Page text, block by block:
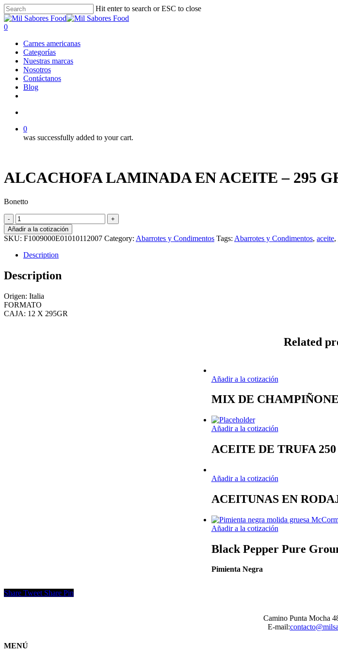
Skip
to
main
Hit enter to search or ESC to close
Close
Search
search
0
Carnes americanas
Categorías
Nuestras marcas
Nosotros
Contáctanos
Blog
0
was successfully added to your cart.
ALCACHOFA LAMINADA EN ACEITE – 295
Bonetto
ALCACHOFA
LAMINADA
EN
ACEITE
-
295
quantity
Añadir a la cotización
SKU: F1009000E01010112007 Category: Abarrotes y Condimentos Tags: Abarrotes y Condimentos, aceite,
Description
Description
Origen: Italia
FORMATO
CAJA: 12 X 295GR
Related
Añadir a la cotización
MIX DE
Añadir a la cotización
ACEITE DE TRUFA
Añadir a la cotización
ACEITUNAS EN
Añadir a la cotización
Black Pepper Pure
Pimienta Negra
Share Tweet Share Pin
Camino Punta Mocha
E-mail:
MENÚ